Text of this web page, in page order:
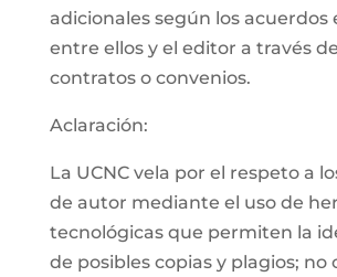
adicionales según los acuerdos
entre ellos y el editor a través
contratos o convenios.
Aclaración:
La UCNC vela por el respeto a
de autor mediante el uso de
tecnológicas que permiten la
de posibles copias y plagios; no